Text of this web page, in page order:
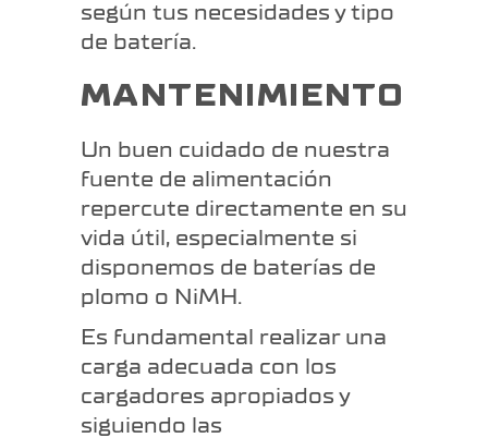
según tus necesidades y tipo
de batería.
MANTENIMIENTO
Un buen cuidado de nuestra
fuente de alimentación
repercute directamente en su
vida útil, especialmente si
disponemos de baterías de
plomo o NiMH.
Es fundamental realizar una
carga adecuada con los
cargadores apropiados y
siguiendo las